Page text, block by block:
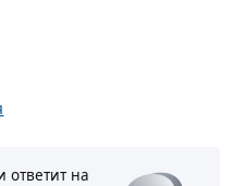
ответит на